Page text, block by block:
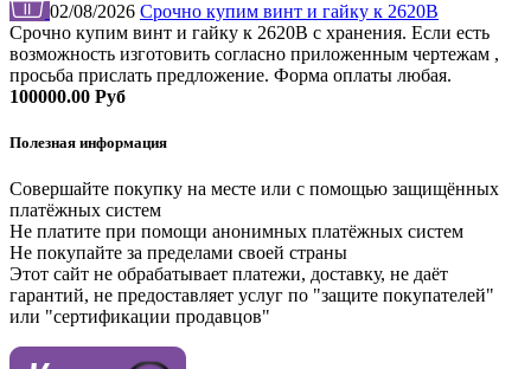
02/08/2026 Срочно купим винт и гайку к 2620В
Срочно купим винт и гайку к 2620В с хранения. Если есть
возможность изготовить согласно приложенным чертежам ,
просьба прислать предложение. Форма оплаты любая.
100000.00 Руб
Полезная информация
Совершайте покупку на месте или с помощью защищённых
платёжных систем
Не платите при помощи анонимных платёжных систем
Не покупайте за пределами своей страны
Этот сайт не обрабатывает платежи, доставку, не даёт
гарантий, не предоставляет услуг по "защите покупателей"
или "сертификации продавцов"